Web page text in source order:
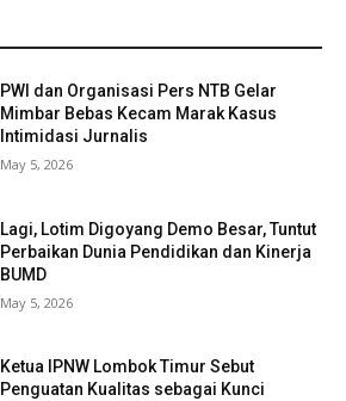
PWI dan Organisasi Pers NTB Gelar
Mimbar Bebas Kecam Marak Kasus
Intimidasi Jurnalis
May 5, 2026
Lagi, Lotim Digoyang Demo Besar, Tuntut
Perbaikan Dunia Pendidikan dan Kinerja
BUMD
May 5, 2026
Ketua IPNW Lombok Timur Sebut
Penguatan Kualitas sebagai Kunci